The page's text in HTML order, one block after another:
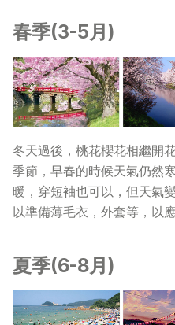
學生須知
生活情報
租屋資訊
當地申請文件
常見問題
春季(3-5月)
冬天過後，桃花櫻花相繼開
季節，早春的時候天氣仍然
暖，穿短袖也可以，但天氣
以準備薄毛衣，外套等，以
夏季(6-8月)